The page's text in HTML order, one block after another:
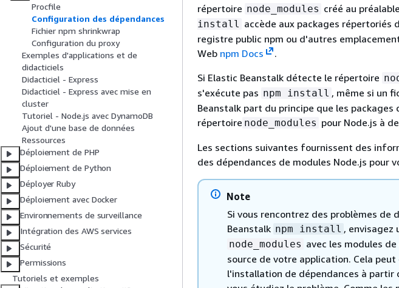
Procfile
Configuration des dépendances
Fichier npm shrinkwrap
Configuration du proxy
Exemples d'applications et de
didacticiels
Didacticiel - Express
Didacticiel - Express avec mise en
cluster
Tutoriel - Node.js avec DynamoDB
Ajout d'une base de données
Ressources
Déploiement de PHP
Déploiement de Python
Déployer Ruby
Déploiement avec Docker
Environnements de surveillance
Intégration des AWS services
Sécurité
Permissions
Tutoriels et exemples
répertoire node_modules créé au
install accède aux packages répertoriés
registre public npm ou d'autres
Web npm Docs
.
Si Elastic Beanstalk détecte le répertoire
s'exécute pas npm install , même si un
Beanstalk part du principe que les
répertoire node_modules pour Node.js à
Les sections suivantes fournissent des
des dépendances de modules Node.js pour
Note
Si vous rencontrez des problèmes
Beanstalk npm install , envisagez
node_modules avec les modules
source de votre application. Cela
l'installation de dépendances à partir